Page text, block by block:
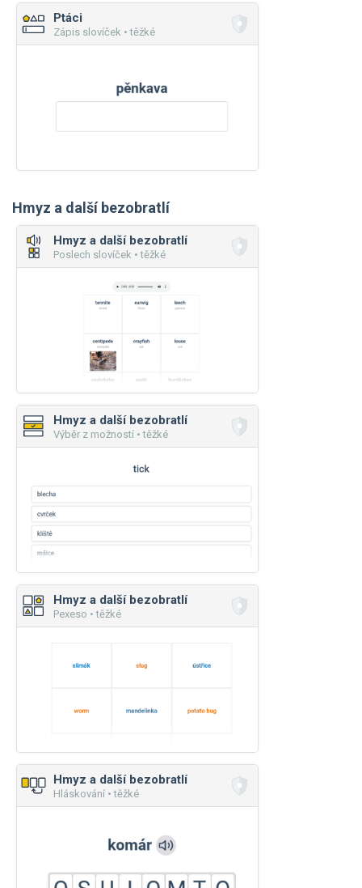
Ptáci
Zápis slovíček • těžké
Hmyz a další bezobratlí
Hmyz a další bezobratlí
Poslech slovíček • těžké
Hmyz a další bezobratlí
Výběr z možností • těžké
Hmyz a další bezobratlí
Pexeso • těžké
Hmyz a další bezobratlí
Hláskování • těžké